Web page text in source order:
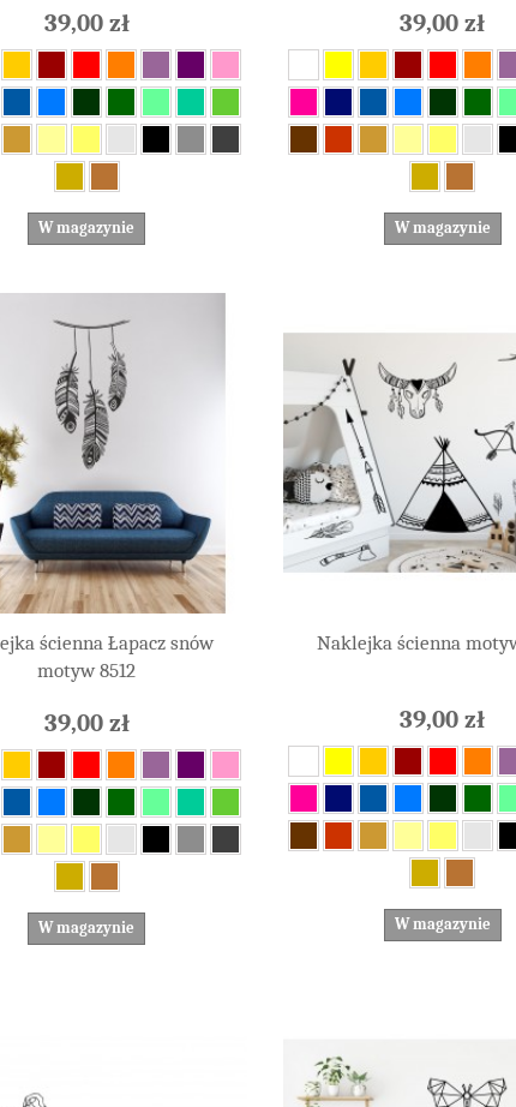
39,00 zł
W magazynie
39,00 zł
W magazynie
ścienna Łapacz snów
motyw 8512
39,00 zł
W magazynie
Naklejka ścienna
39,00 zł
W magazynie